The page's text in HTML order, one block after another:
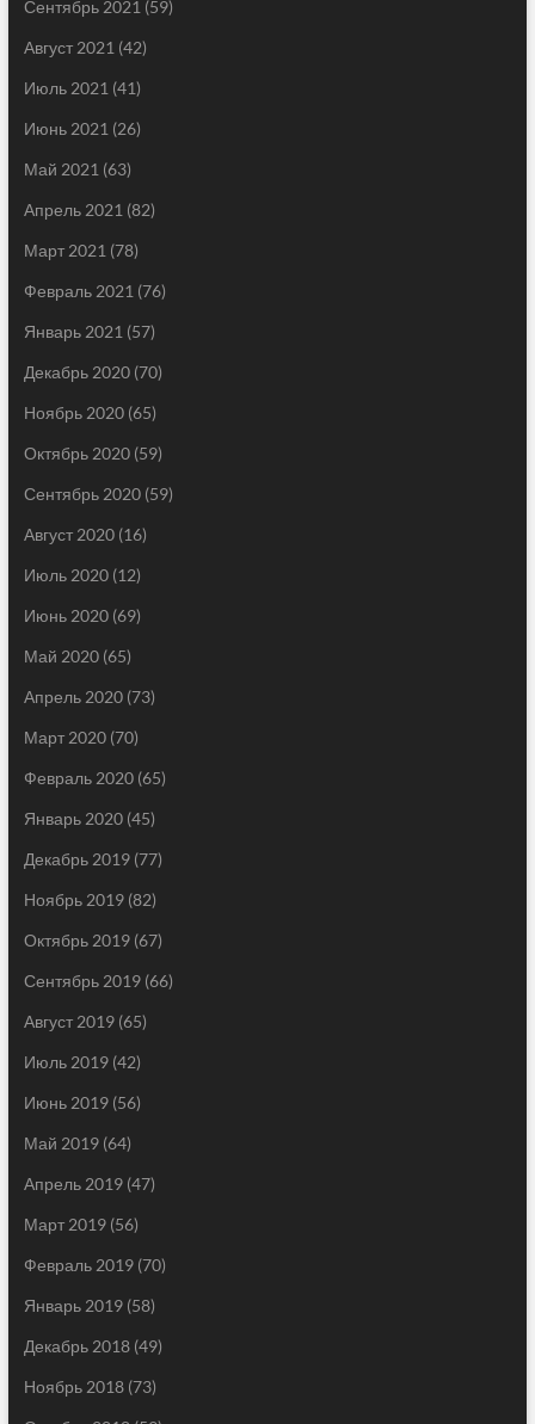
Сентябрь 2021 (59)
Август 2021 (42)
Июль 2021 (41)
Июнь 2021 (26)
Май 2021 (63)
Апрель 2021 (82)
Март 2021 (78)
Февраль 2021 (76)
Январь 2021 (57)
Декабрь 2020(70)
Ноябрь 2020(65)
Октябрь 2020(59)
Сентябрь 2020(59)
Август 2020(16)
Июль 2020(12)
Июнь 2020(69)
Май 2020(65)
Апрель 2020(73)
Март 2020(70)
Февраль 2020(65)
Январь 2020(45)
Декабрь 2019(77)
Ноябрь 2019(82)
Октябрь 2019(67)
Сентябрь 2019(66)
Август 2019(65)
Июль 2019(42)
Июнь 2019(56)
Май 2019(64)
Апрель 2019(47)
Март 2019(56)
Февраль 2019(70)
Январь 2019(58)
Декабрь 2018(49)
Ноябрь 2018(73)